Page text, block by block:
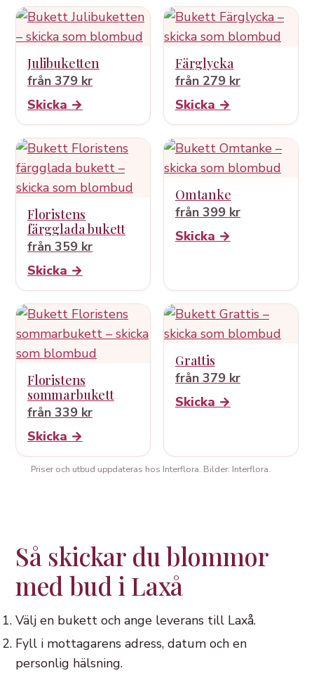
Julibuketten
från 379 kr
Skicka →
Färglycka
från 279 kr
Skicka →
Floristens
färgglada bukett
från 359 kr
Skicka →
Omtanke
från 399 kr
Skicka →
Floristens
sommarbukett
från 339 kr
Skicka →
Grattis
från 379 kr
Skicka →
Priser och utbud uppdateras hos Interflora. Bilder: Interflora.
Så skickar du blommor
med bud i Laxå
Välj en bukett och ange leverans till Laxå.
Fyll i mottagarens adress, datum och en
personlig hälsning.